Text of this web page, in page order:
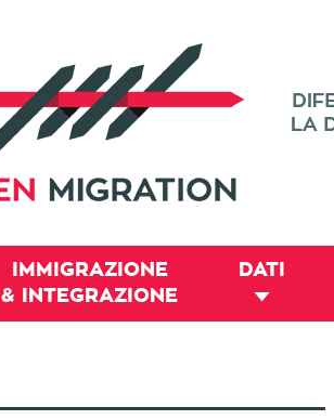
IMMIGRAZIONE
& INTEGRAZIONE
DATI